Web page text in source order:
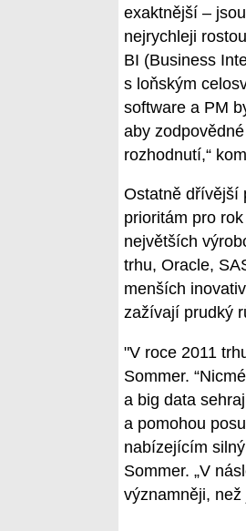
exaktnější –
nejrychleji
BI (Business
s loňským
software a PM
aby
rozhodnutí,“
Ostatně dřívější
prioritám pro
největších
trhu, Oracle,
menších
zažívají prudký
"V roce 2011
Sommer.
a big data
a pomohou
nabízejícím
Sommer. „V
významněji, než